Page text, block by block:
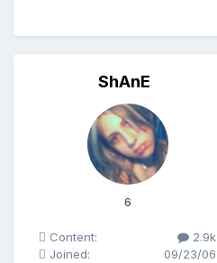
ShAnE
6
Content:
2.9k
Joined:
09/23/06